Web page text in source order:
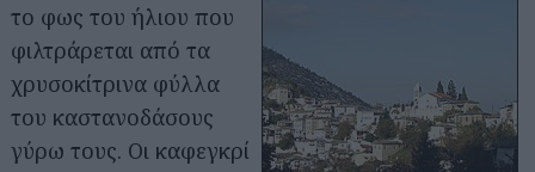
το φως του ήλιου που
φιλτράρεται από τα
χρυσοκίτρινα φύλλα
του καστανοδάσους
γύρω τους. Οι καφεγκρί